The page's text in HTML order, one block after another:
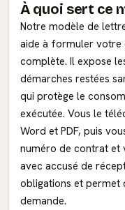
À quoi sert ce
Notre modèle de
aide à formuler votre
complète. Il expose
démarches restées
qui protège le
exécutée. Vous le
Word et PDF, puis
numéro de contrat et
avec accusé de
obligations et permet
demande.